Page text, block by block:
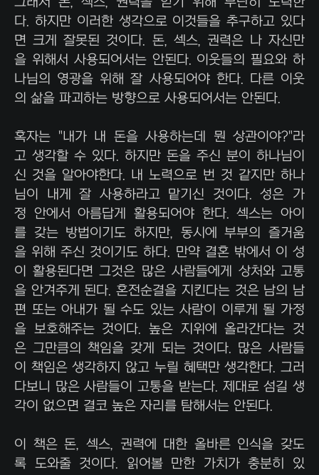
다. 하지만 이러한 생각으로 이것들을 추구하고 있다
면 크게 잘못된 것이다. 돈, 섹스, 권력은 나 자신만
을 위해서 사용되어서는 안된다. 이웃들의 필요와 하
나님의 영광을 위해 잘 사용되어야 한다. 다른 이웃
의 삶을 파괴하는 방향으로 사용되어서는 안된다.
혹자는 "내가 내 돈을 사용하는데 뭔 상관이야?"라
고 생각할 수 있다. 하지만 돈을 주신 분이 하나님이
신 것을 알아야한다. 내 노력으로 번 것 같지만 하나
님이 내게 잘 사용하라고 맡기신 것이다. 성은 가
정 안에서 아름답게 활용되어야 한다. 섹스는 아이
를 갖는 방법이기도 하지만, 동시에 부부의 즐거움
을 위해 주신 것이기도 하다. 만약 결혼 밖에서 이 성
이 활용된다면 그것은 많은 사람들에게 상처와 고통
을 안겨주게 된다. 혼전순결을 지킨다는 것은 남의 남
편 또는 아내가 될 수도 있는 사람이 이루게 될 가정
을 보호해주는 것이다. 높은 지위에 올라간다는 것
은 그만큼의 책임을 갖게 되는 것이다. 많은 사람들
이 책임은 생각하지 않고 누릴 혜택만 생각한다. 그러
다보니 많은 사람들이 고통을 받는다. 제대로 섬길 생
각이 없으면 결코 높은 자리를 탐해서는 안된다.
이 책은 돈, 섹스, 권력에 대한 올바른 인식을 갖도
록 도와줄 것이다. 읽어볼 만한 가치가 충분히 있